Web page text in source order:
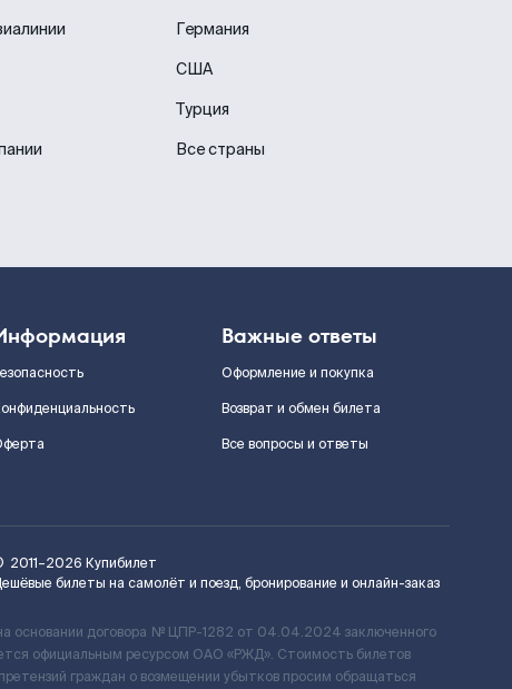
Германия
США
Турция
Все страны
Важные ответы
Оформление и покупка
Возврат и обмен билета
Все вопросы и ответы
2011–2026 Купибилет
билеты на самолёт и поезд, бронирование и онлайн-заказ
основании договора № ЦПР-1282 от 04.04.2024 заключенного
официальным ресурсом ОАО «РЖД». Стоимость билетов
граждан о возмещении убытков просим обращаться